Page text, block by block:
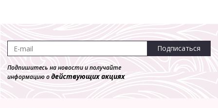
Подписаться
Подпишитесь на новости и получайте
информацию одействующих акциях